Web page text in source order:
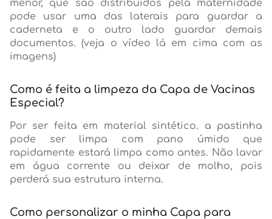
menor, que são distribuídos pela maternidade
pode usar uma das laterais para guardar a
caderneta e o outro lado guardar demais
documentos. (veja o vídeo lá em cima com as
imagens)
Como é feita a limpeza da Capa de Vacinas
Especial?
Por ser feita em material sintético. a pastinha
pode ser limpa com pano úmido que
rapidamente estará limpa como antes. Não lavar
em água corrente ou deixar de molho, pois
perderá sua estrutura interna.
Como personalizar o minha Capa para